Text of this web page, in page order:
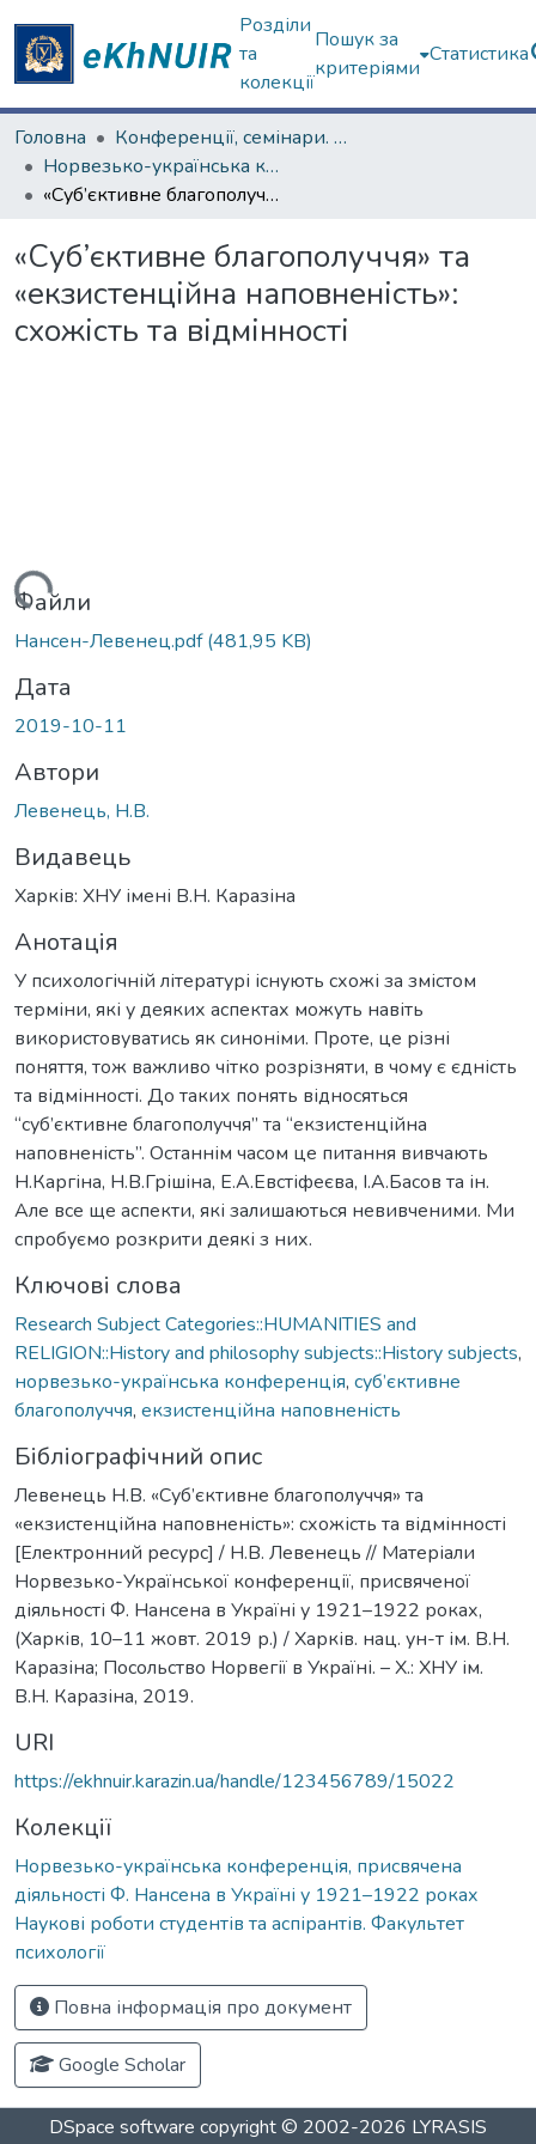
Розділи
та
колекції
Пошук за
критеріями
Статистика
Головна
Конференції, семінари. ХНУ імені В.Н. Каразіна
Норвезько-українська конференція, присвячена діяльності Ф. Нансена в Україні у 1921–1922 роках
«Суб’єктивне благополуччя» та «екзистенційна наповненість»: схожість та відмінності
«Суб’єктивне благополуччя» та
«екзистенційна наповненість»:
схожість та відмінності
Файли
Нансен-Левенец.pdf(481,95 KB)
Дата
2019-10-11
Автори
Левенець, Н.В.
Видавець
Харків: ХНУ імені В.Н. Каразіна
Анотація
У психологічній літературі існують схожі за змістом
терміни, які у деяких аспектах можуть навіть
використовуватись як синоніми. Проте, це різні
поняття, тож важливо чітко розрізняти, в чому є єдність
та відмінності. До таких понять відносяться
“суб’єктивне благополуччя” та “екзистенційна
наповненість”. Останнім часом це питання вивчають
Н.Каргіна, Н.В.Грішіна, Е.А.Евстіфеєва, І.А.Басов та ін.
Але все ще аспекти, які залишаються невивченими. Ми
спробуємо розкрити деякі з них.
Ключові слова
Research Subject Categories::HUMANITIES and
RELIGION::History and philosophy subjects::History subjects,
норвезько-українська конференція, суб’єктивне
благополуччя, екзистенційна наповненість
Бібліографічний опис
Левенець Н.В. «Суб’єктивне благополуччя» та
«екзистенційна наповненість»: схожість та відмінності
[Електронний ресурс] / Н.В. Левенець // Матеріали
Норвезько-Української конференції, присвяченої
діяльності Ф. Нансена в Україні у 1921–1922 роках,
(Харків, 10–11 жовт. 2019 р.) / Харків. нац. ун-т ім. В.Н.
Каразіна; Посольство Норвегії в Україні. – Х.: ХНУ ім.
В.Н. Каразіна, 2019.
URI
https://ekhnuir.karazin.ua/handle/123456789/15022
Колекції
Норвезько-українська конференція, присвячена
діяльності Ф. Нансена в Україні у 1921–1922 роках
Наукові роботи студентів та аспірантів. Факультет
психології
Повна інформація про документ
Google Scholar
DSpace software copyright © 2002-2026 LYRASIS